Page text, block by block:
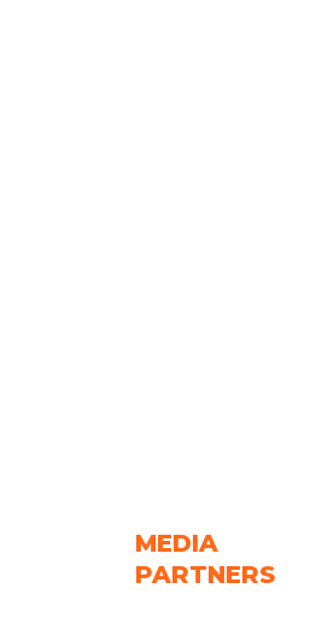
MEDIA
PARTNERS